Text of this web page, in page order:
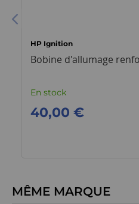
HP Ignition
Bobine d'allumage
En stock
40,00 €
MÊME MARQUE